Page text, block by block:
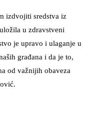
izdvojiti sredstva iz
u zdravstveni
je upravo i ulaganje u
građana i da je to,
od važnijih obaveza